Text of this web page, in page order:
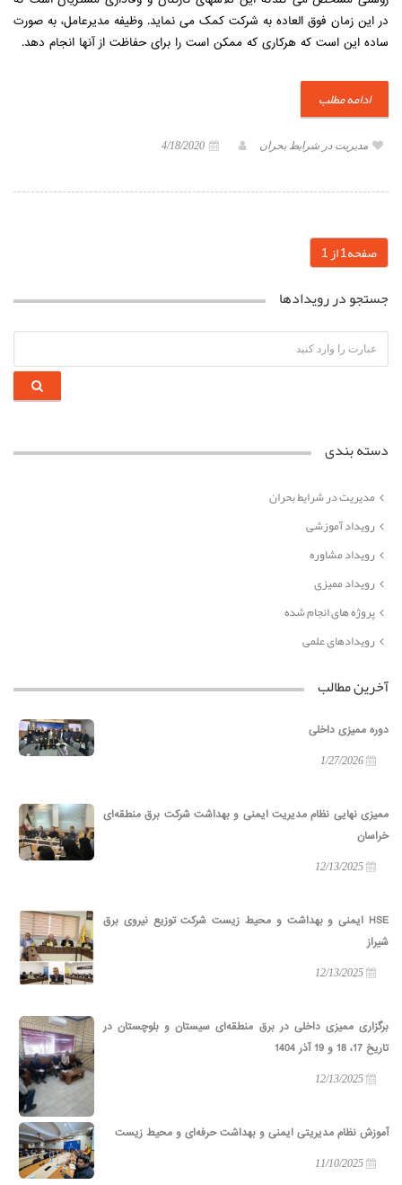
در این زمان فوق العاده به شرکت کمک می نماید. وظیفه مدیرعامل، به صورت
ساده این است که هرکاری که ممکن است را برای حفاظت از آنها انجام دهد.
ادامه مطلب
4/18/2020 مدیریت در شرایط بحران
صفحه1 از 1
جستجو در رویدادها
دسته بندی
مدیریت در شرایط بحران
رویداد آموزشی
رویداد مشاوره
رویداد ممیزی
پروژه های انجام شده
رویدادهای علمی
آخرین مطالب
دوره ممیزی داخلی
ممیزی نهایی نظام مدیریت ایمنی و بهداشت شرکت برق منطقه‌ای
خراسان
HSE ایمنی و بهداشت و محیط زیست شرکت توزیع نیروی برق
شیراز
برگزاری ممیزی داخلی در برق منطقه‌ای سیستان و بلوچستان در
تاریخ 17، 18 و 19 آذر 1404
آموزش نظام مدیریتی ایمنی و بهداشت حرفه‌ای و محیط زیست